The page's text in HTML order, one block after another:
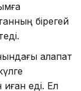
бірегей
алапат
еді. Ел